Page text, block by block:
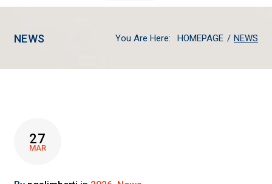
NEWS You Are Here: HOMEPAGE / NEWS
NEWS
27
MAR